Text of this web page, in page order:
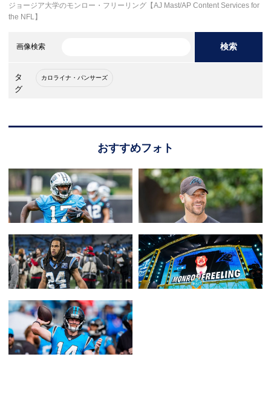
ジョージア大学のモンロー・フリーリング【AJ Mast/AP Content Services for
the NFL】
画像検索 検索
タ
グ
カロライナ・パンサーズ
おすすめフォト